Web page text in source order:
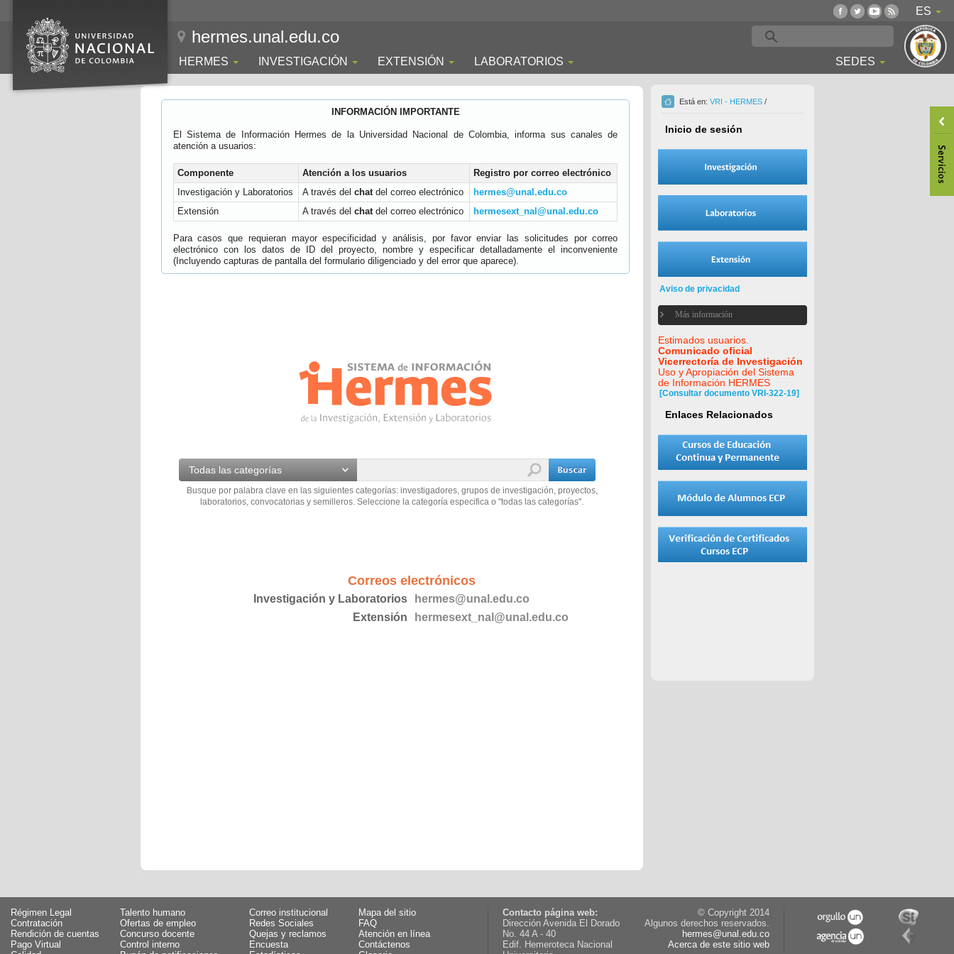
ES
hermes.unal.edu.co
HERMES INVESTIGACIÓN EXTENSIÓN LABORATORIOS SEDES
INFORMACIÓN IMPORTANTE
El Sistema de Información Hermes de la Universidad Nacional de Colombia, informa sus canales de
atención a usuarios:
Componente Atención a los usuarios
Registro por correo electrónico
Investigación y Laboratorios
A través del chatdel correo electrónico
hermes@unal.edu.co
Extensión
A través del chatdel correo electrónico hermesext_nal@unal.edu.co
Para casos que requieran mayor especificidad y análisis, por favor enviar las solicitudes por correo
electrónico con los datos de ID del proyecto, nombre y especificar detalladamente el inconveniente
(Incluyendo capturas de pantalla del formulario diligenciado y del error que aparece).
Todas las categorías
Busque por palabra clave en las siguientes categorías: investigadores, grupos de investigación, proyectos,
laboratorios, convocatorias y semilleros. Seleccione la categoría especifica o "todas las categorías".
Correos electrónicos
Investigación y Laboratorios
hermes@unal.edu.co
Extensión
hermesext_nal@unal.edu.co
Está en: VRI - HERMES /
Inicio de sesión
Aviso de privacidad
Más información
Estimados usuarios.
Comunicado oficial
Vicerrectoría de Investigación
Uso y Apropiación del Sistema
de Información HERMES
[Consultar documento VRI-322-19]
Enlaces Relacionados
Régimen Legal
Talento humano
Contratación
Ofertas de empleo
Rendición de cuentas
Concurso docente
Pago Virtual
Control interno
Correo institucional
Mapa del sitio
Redes Sociales
FAQ
Quejas y reclamos
Atención en línea
Encuesta
Contáctenos
Contacto página web:
Dirección Avenida El Dorado
No. 44 A - 40
Edif. Hemeroteca Nacional
© Copyright 2014
Algunos derechos reservados.
hermes@unal.edu.co
Acerca de este sitio web